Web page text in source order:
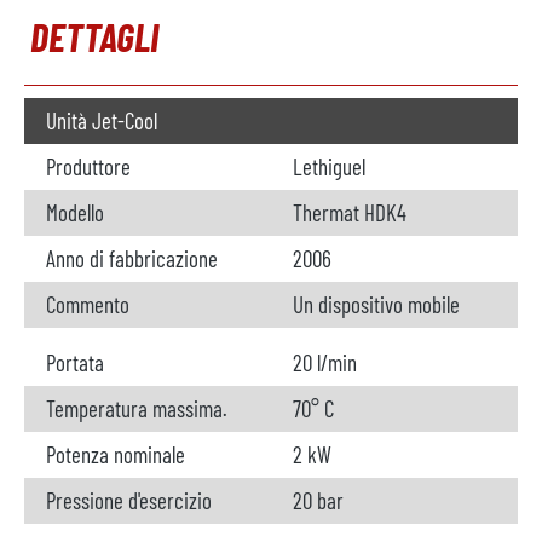
DETTAGLI
Unità Jet-Cool
Produttore
Lethiguel
Modello
Thermat HDK4
Anno di fabbricazione
2006
Commento
Un dispositivo mobile
Portata
20 l/min
Temperatura massima.
70° C
Potenza nominale
2 kW
Pressione d'esercizio
20 bar